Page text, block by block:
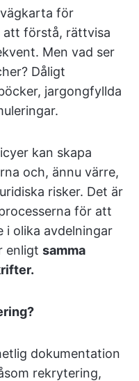
för
att förstå, rättvisa
Men vad ser
Dåligt
jargongfyllda
kan skapa
och, ännu värre,
risker. Det är
för att
i olika avdelningar
enligt samma
dokumentation
rekrytering,